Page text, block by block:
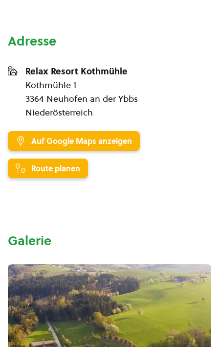
Adresse
Relax Resort Kothmühle
Kothmühle 1
3364 Neuhofen an der Ybbs
Niederösterreich
Auf Google Maps anzeigen
Route planen
Galerie